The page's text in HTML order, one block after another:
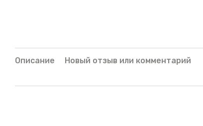
Описание Новый отзыв или комментарий